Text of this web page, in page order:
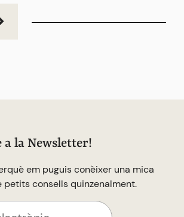
a la Newsletter!
em puguis conèixer una mica
petits consells quinzenalment.